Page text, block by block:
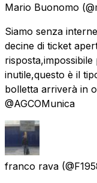
Mario Buonomo
Siamo senza
decine di ticket
inutile,questo è il
bolletta arriverà in
@AGCOMunica
franco rava